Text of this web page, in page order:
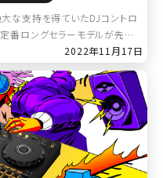
な支持を得ていたDJコントロ
番ロングセラーモデルが先日
くの方が悲しみに暮れていまし
2022年11月17日